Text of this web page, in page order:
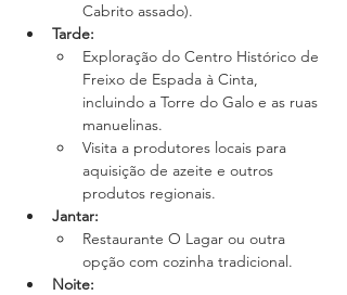
Cabrito assado).
Tarde:
Exploração do Centro Histórico de
Freixo de Espada à Cinta,
incluindo a Torre do Galo e as ruas
manuelinas.
Visita a produtores locais para
aquisição de azeite e outros
produtos regionais.
Jantar:
Restaurante O Lagar ou outra
opção com cozinha tradicional.
Noite: